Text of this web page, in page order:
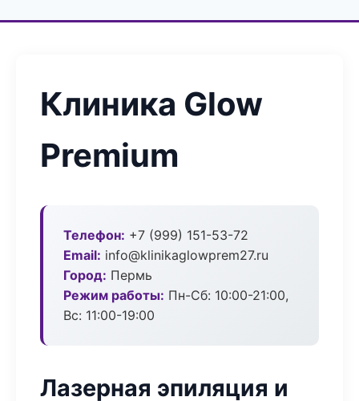
Клиника Glow
Premium
Телефон: +7 (999) 151-53-72
Email: info@klinikaglowprem27.ru
Город: Пермь
Режим работы: Пн-Сб: 10:00-21:00,
Вс: 11:00-19:00
Лазерная эпиляция и